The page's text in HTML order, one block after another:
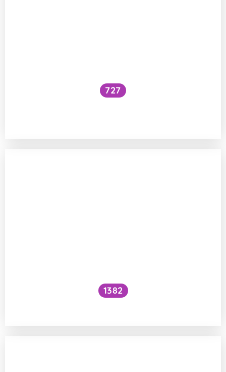
727
1382